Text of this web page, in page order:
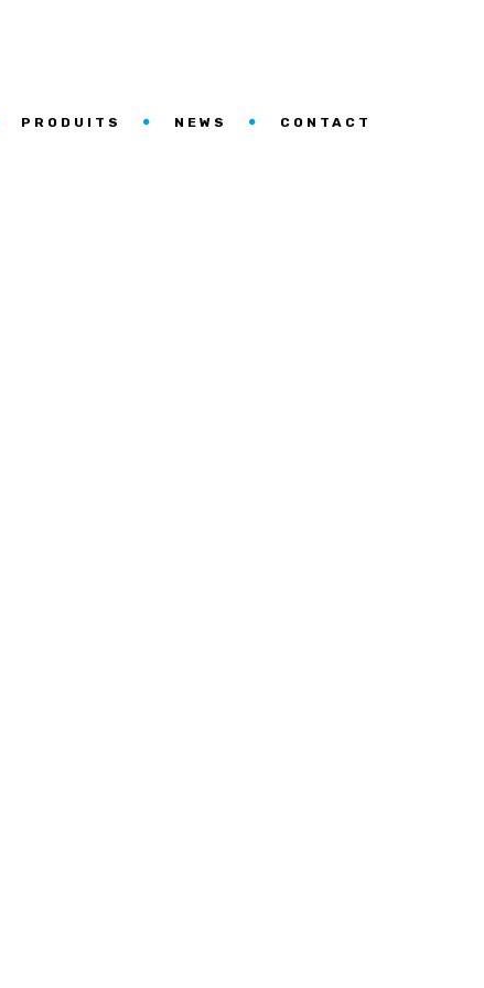
PRODUITS NEWS CONTACT